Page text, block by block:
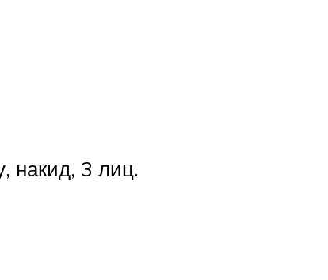
накид, 3 лиц.